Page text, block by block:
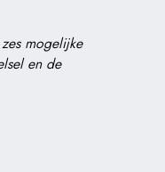
mogelijke
en de